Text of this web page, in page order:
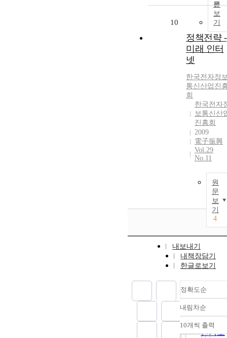
문
보
기
10
정책전략 -
미래 인터
넷
한국전자정
통신산업진
회
한국전자
보통신산
진흥회
2009
電子振興
Vol.29
No.11
원
문
보
기
4
내보내기
내책장담기
한글로보기
정확도순
정확도
순
인기도
내림차순
내림차
10개씩 출력